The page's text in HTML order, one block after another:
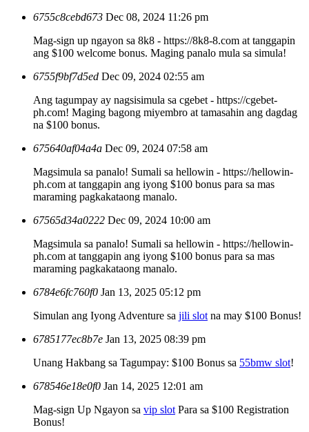
6755c8cebd673 Dec 08, 2024 11:26 pm
Mag-sign up ngayon sa 8k8 - https://8k8-8.com at tanggapin
ang $100 welcome bonus. Maging panalo mula sa simula!
6755f9bf7d5ed Dec 09, 2024 02:55 am
Ang tagumpay ay nagsisimula sa cgebet - https://cgebet-
ph.com! Maging bagong miyembro at tamasahin ang dagdag
na $100 bonus.
675640af04a4a Dec 09, 2024 07:58 am
Magsimula sa panalo! Sumali sa hellowin - https://hellowin-
ph.com at tanggapin ang iyong $100 bonus para sa mas
maraming pagkakataong manalo.
67565d34a0222 Dec 09, 2024 10:00 am
Magsimula sa panalo! Sumali sa hellowin - https://hellowin-
ph.com at tanggapin ang iyong $100 bonus para sa mas
maraming pagkakataong manalo.
6784e6fc760f0 Jan 13, 2025 05:12 pm
Simulan ang Iyong Adventure sa jili slot na may $100 Bonus!
6785177ec8b7e Jan 13, 2025 08:39 pm
Unang Hakbang sa Tagumpay: $100 Bonus sa 55bmw slot!
678546e18e0f0 Jan 14, 2025 12:01 am
Mag-sign Up Ngayon sa vip slot Para sa $100 Registration
Bonus!